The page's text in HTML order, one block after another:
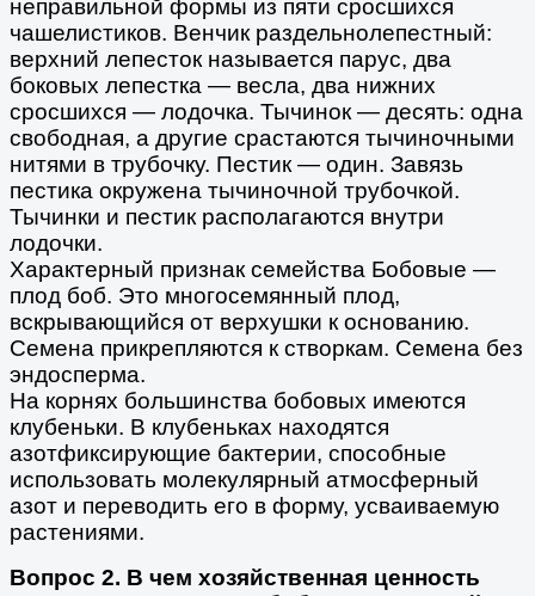
неправильной формы из пяти сросшихся
чашелистиков. Венчик раздельнолепестный:
верхний лепесток называется парус, два
боковых лепестка — весла, два нижних
сросшихся — лодочка. Тычинок — десять: одна
свободная, а другие срастаются тычиночными
нитями в трубочку. Пестик — один. Завязь
пестика окружена тычиночной трубочкой.
Тычинки и пестик располагаются внутри
лодочки.
Характерный признак семейства Бобовые —
плод боб. Это многосемянный плод,
вскрывающийся от верхушки к основанию.
Семена прикрепляются к створкам. Семена без
эндосперма.
На корнях большинства бобовых имеются
клубеньки. В клубеньках находятся
азотфиксирующие бактерии, способные
использовать молекулярный атмосферный
азот и переводить его в форму, усваиваемую
растениями.
Вопрос 2. В чем хозяйственная ценность